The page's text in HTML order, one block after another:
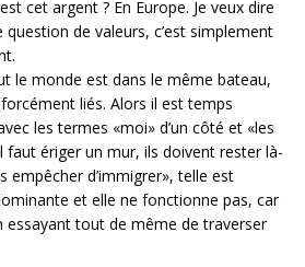
cet argent ? En Europe. Je veux dire
question de valeurs, c’est simplement
le monde est dans le même bateau,
liés. Alors il est temps
les termes «moi» d’un côté et «les
faut ériger un mur, ils doivent rester là-
empêcher d’immigrer», telle est
et elle ne fonctionne pas, car
essayant tout de même de traverser